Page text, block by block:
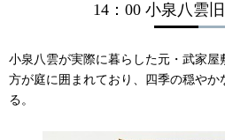
14：00 小泉八雲旧
小泉八雲が実際に暮らした元・武家
方が庭に囲まれており、四季の穏やか
る。